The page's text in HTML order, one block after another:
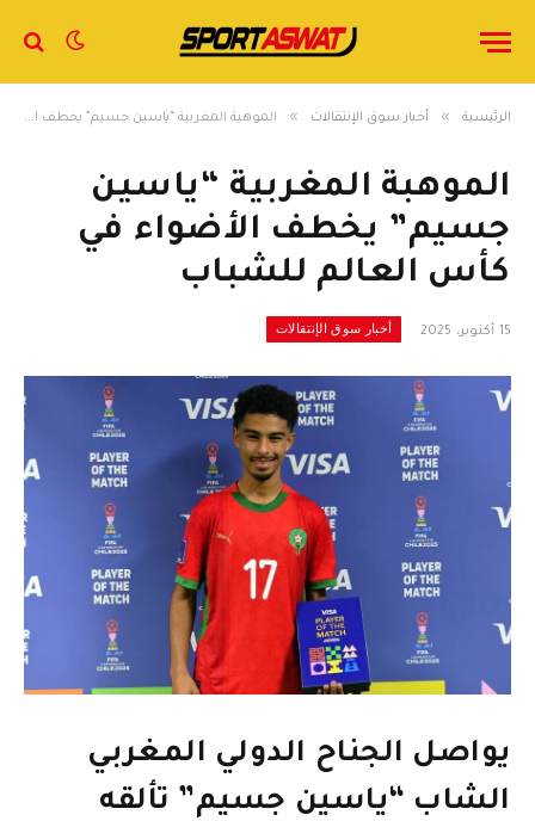
الرئيسية » أخبار سوق الإنتقالات » الموهبة المغربية “ياسين جسيم” يخطف الأضواء في كأس العالم للشباب
الموهبة المغربية “ياسين
جسيم” يخطف الأضواء في
كأس العالم للشباب
15 أكتوبر، 2025 أخبار سوق الإنتقالات
يواصل الجناح الدولي المغربي
الشاب “ياسين جسيم” تألقه